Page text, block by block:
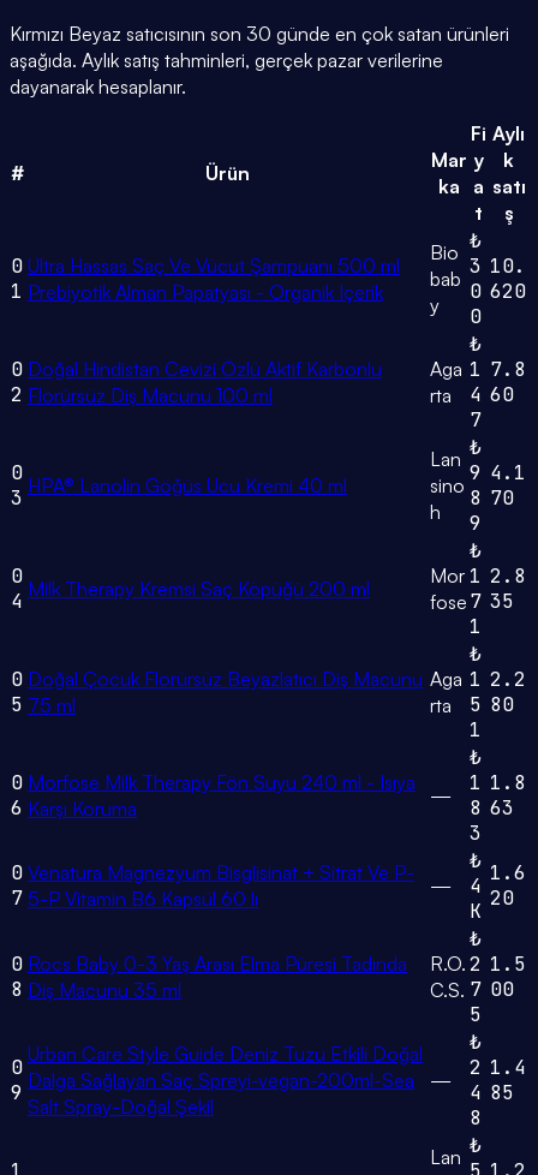
Kırmızı Beyaz satıcısının son 30 günde en çok satan ürünleri
aşağıda. Aylık satış tahminleri, gerçek pazar verilerine
dayanarak hesaplanır.
# Ürün
Mar
ka
Fi
y
a
t
Aylı
k
satı
ş
0
1
Ultra Hassas Saç Ve Vücut Şampuanı 500 ml
Prebiyotik Alman Papatyası - Organik Içerik
Bio
bab
y
₺
3
0
0
10.
620
0
2
Doğal Hindistan Cevizi Özlü Aktif Karbonlu
Florürsüz Diş Macunu 100 ml
Aga
rta
₺
1
4
7
7.8
60
0
3 HPA® Lanolin Göğüs Ucu Kremi 40 ml
Lan
sino
h
₺
9
8
9
4.1
70
0
4 Milk Therapy Kremsi Saç Köpüğü 200 ml
Mor
fose
₺
1
7
1
2.8
35
0
5
Doğal Çocuk Florürsüz Beyazlatıcı Diş Macunu
75 ml
Aga
rta
₺
1
5
1
2.2
80
0
6
Morfose Milk Therapy Fön Suyu 240 ml - Isıya
Karşı Koruma
—
₺
1
8
3
1.8
63
0
7
Venatura Magnezyum Bisglisinat + Sitrat Ve P-
5-P Vitamin B6 Kapsül 60 lı
—
₺
4
K
1.6
20
0
8
Rocs Baby 0-3 Yaş Arası Elma Püresi Tadında
Diş Macunu 35 ml
R.O.
C.S.
₺
2
7
5
1.5
00
0
9
Urban Care Style Guide Deniz Tuzu Etkili Doğal
Dalga Sağlayan Saç Spreyi-vegan-200ml-Sea
Salt Spray-Doğal Şekil
—
₺
2
4
8
1.4
85
Lan ₺